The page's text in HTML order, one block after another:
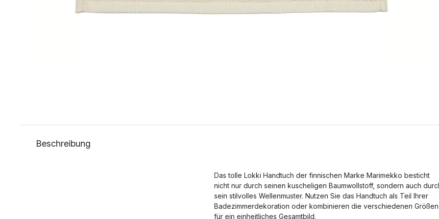
Beschreibung
Das tolle Lokki Handtuch der finnischen Marke Marimekko besticht
nicht nur durch seinen kuscheligen Baumwollstoff, sondern auch
sein stilvolles Wellenmuster. Nutzen Sie das Handtuch als Teil Ihrer
Badezimmerdekoration oder kombinieren die verschiedenen Größen
für ein einheitliches Gesamtbild.